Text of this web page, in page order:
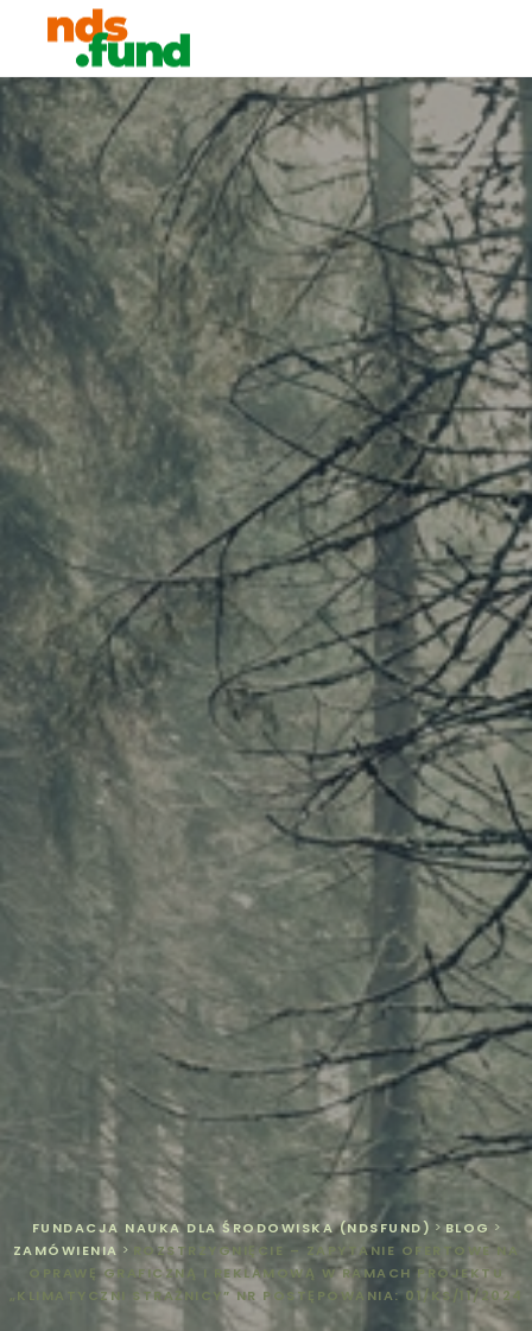
FUNDACJA NAUKA DLA ŚRODOWISKA (NDSFUND) >BLOG >
ZAMÓWIENIA >
ROZSTRZYGNIĘCIE – ZAPYTANIE OFERTOWE NA
OPRAWĘ GRAFICZNĄ I REKLAMOWĄ W RAMACH PROJEKTU
„KLIMATYCZNI STRAŻNICY” NR POSTĘPOWANIA: 01/KS/11/2024